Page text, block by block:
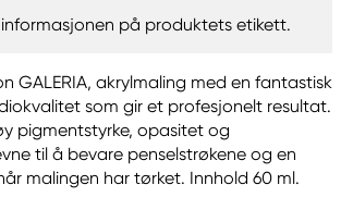
på produktets etikett.
GALERIA, akrylmaling med en fantastisk
som gir et profesjonelt resultat.
pigmentstyrke, opasitet og
til å bevare penselstrøkene og en
malingen har tørket. Innhold 60 ml.